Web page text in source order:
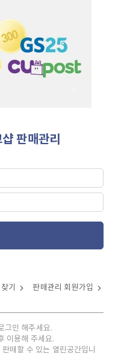
판매관리
기 판매관리 회원가입
그인 해주세요.
이용해 주세요.
매할 수 있는 열린공간입니